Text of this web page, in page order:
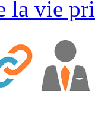
la vie